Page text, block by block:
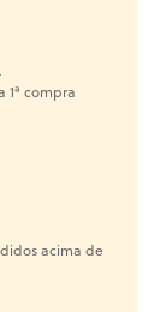
1ª compra
acima de